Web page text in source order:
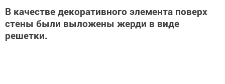
В качестве декоративного элемента поверх
стены были выложены жерди в виде
решетки.